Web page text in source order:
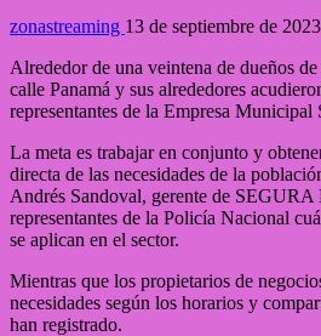
zonastreaming 13 de septiembre de 2023
Alrededor de una veintena de dueños
calle Panamá y sus alrededores
representantes de la Empresa
La meta es trabajar en conjunto y
directa de las necesidades de la
Andrés Sandoval, gerente de SEGURA
representantes de la Policía Nacional
se aplican en el sector.
Mientras que los propietarios de
necesidades según los horarios y
han registrado.